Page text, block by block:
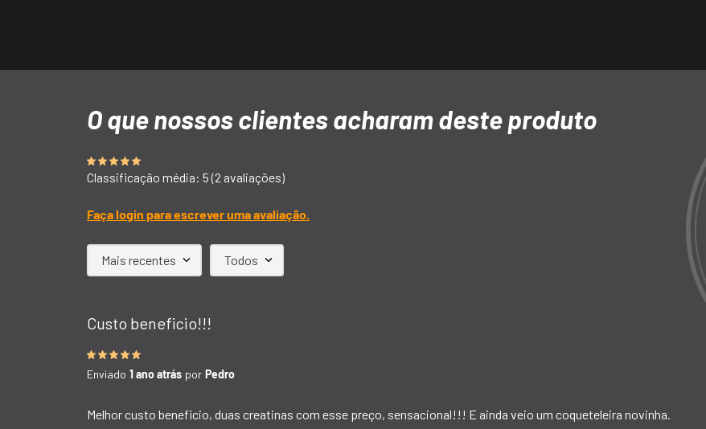
Classificação média: 5 (2 avaliações)
Faça login para escrever uma avaliação.
Mais recentes Todos
Custo beneficio!!!
Enviado 1 ano atrás por Pedro
Melhor custo beneficio, duas creatinas com esse preço, sensacional!!! E ainda veio um coqueteleira novinha.